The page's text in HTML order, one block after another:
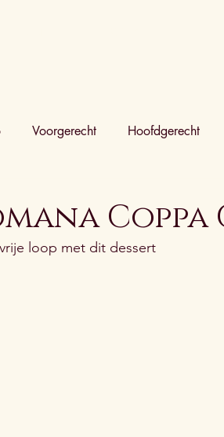
Voorgerecht Hoofdgerecht
loop met dit dessert